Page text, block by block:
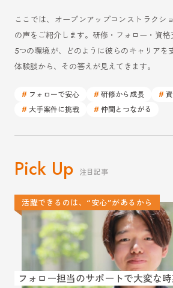
ここでは、オープンアップコンストラクシ
の声をご紹介します。研修・フォロー・資
5つの環境が、どのように彼らのキャリアを
体験談から、その答えが見えてきます。
# フォローで安心 # 研修から成長 #
# 大手案件に挑戦 # 仲間とつながる
Pick Up 注目記事
活躍できるのは、“安心”があるから
フォロー担当のサポートで大変な